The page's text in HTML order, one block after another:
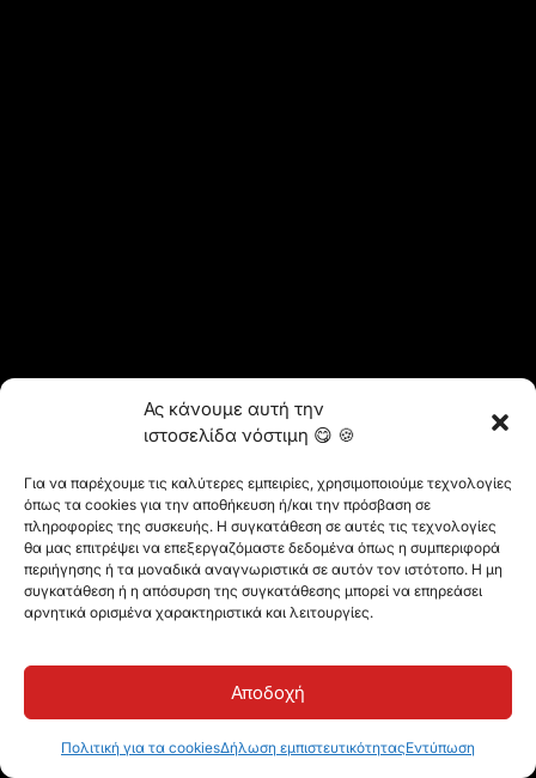
Ας κάνουμε αυτή την
ιστοσελίδα νόστιμη 😋 🍪
Για να παρέχουμε τις καλύτερες εμπειρίες, χρησιμοποιούμε τεχνολογίες
όπως τα cookies για την αποθήκευση ή/και την πρόσβαση σε
πληροφορίες της συσκευής. Η συγκατάθεση σε αυτές τις τεχνολογίες
θα μας επιτρέψει να επεξεργαζόμαστε δεδομένα όπως η συμπεριφορά
περιήγησης ή τα μοναδικά αναγνωριστικά σε αυτόν τον ιστότοπο. Η μη
συγκατάθεση ή η απόσυρση της συγκατάθεσης μπορεί να επηρεάσει
αρνητικά ορισμένα χαρακτηριστικά και λειτουργίες.
Αποδοχή
Πολιτική για τα cookiesΔήλωση εμπιστευτικότηταςΕντύπωση